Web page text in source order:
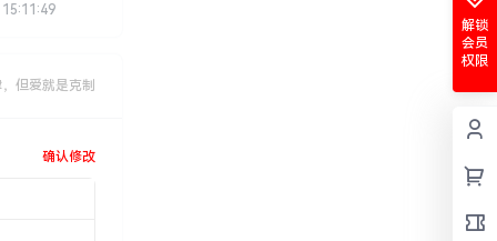
但爱就是克制
确认修改
解锁
会员
权限